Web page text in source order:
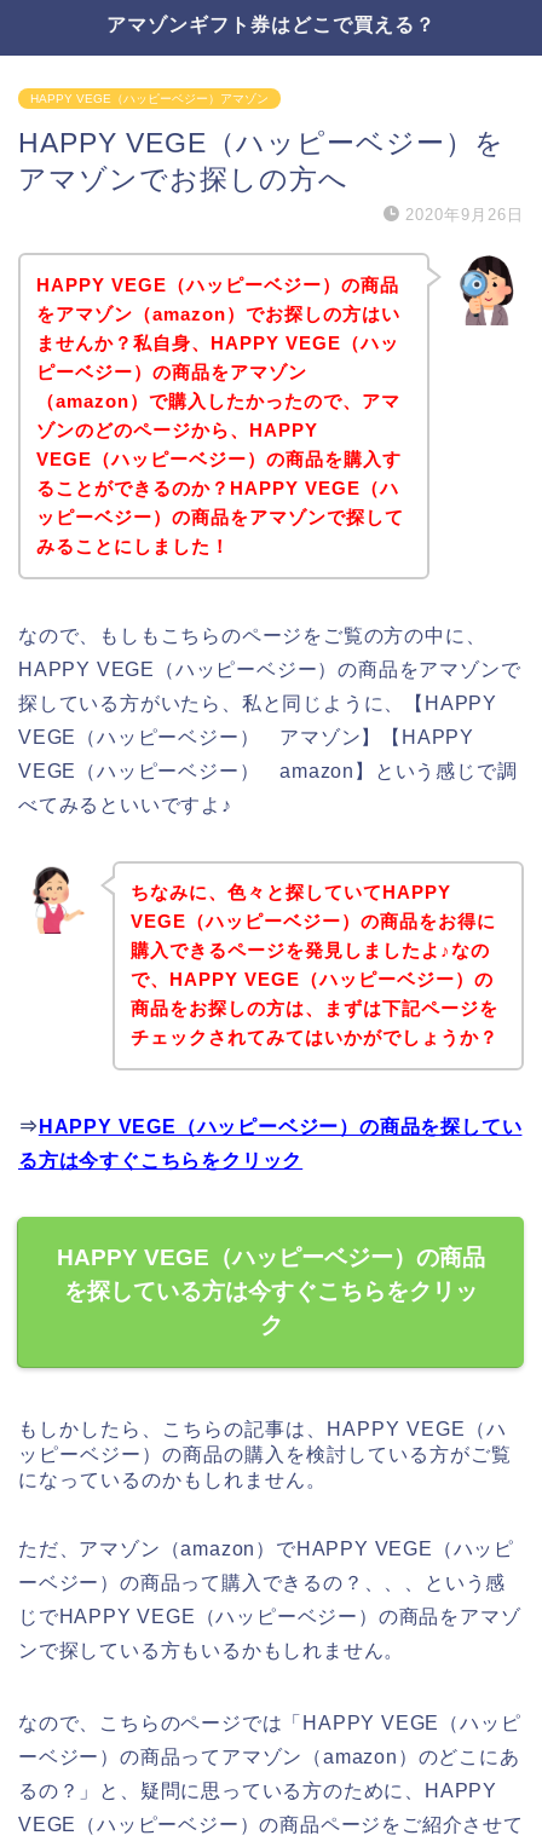
アマゾンギフト券はどこで買える？
HAPPY VEGE（ハッピーベジー）アマゾン
HAPPY VEGE（ハッピーベジー）を
アマゾンでお探しの方へ
2020年9月26日
HAPPY VEGE（ハッピーベジー）の商品
をアマゾン（amazon）でお探しの方はい
ませんか？私自身、HAPPY VEGE（ハッ
ピーベジー）の商品をアマゾン
（amazon）で購入したかったので、アマ
ゾンのどのページから、HAPPY
VEGE（ハッピーベジー）の商品を購入す
ることができるのか？HAPPY VEGE（ハ
ッピーベジー）の商品をアマゾンで探して
みることにしました！
なので、もしもこちらのページをご覧の方の中に、
HAPPY VEGE（ハッピーベジー）の商品をアマゾンで
探している方がいたら、私と同じように、【HAPPY
VEGE（ハッピーベジー） アマゾン】【HAPPY
VEGE（ハッピーベジー） amazon】という感じで調
べてみるといいですよ♪
ちなみに、色々と探していてHAPPY
VEGE（ハッピーベジー）の商品をお得に
購入できるページを発見しましたよ♪なの
で、HAPPY VEGE（ハッピーベジー）の
商品をお探しの方は、まずは下記ページを
チェックされてみてはいかがでしょうか？
⇒ HAPPY VEGE（ハッピーベジー）の商品を探してい
る方は今すぐこちらをクリック
HAPPY VEGE（ハッピーベジー）の商品
を探している方は今すぐこちらをクリッ
ク
もしかしたら、こちらの記事は、HAPPY VEGE（ハ
ッピーベジー）の商品の購入を検討している方がご覧
になっているのかもしれません。
ただ、アマゾン（amazon）でHAPPY VEGE（ハッピ
ーベジー）の商品って購入できるの？、、、という感
じでHAPPY VEGE（ハッピーベジー）の商品をアマゾ
ンで探している方もいるかもしれません。
なので、こちらのページでは「HAPPY VEGE（ハッピ
ーベジー）の商品ってアマゾン（amazon）のどこにあ
るの？」と、疑問に思っている方のために、HAPPY
VEGE（ハッピーベジー）の商品ページをご紹介させて